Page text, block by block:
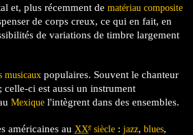
et, plus récemment de matériau composite
de corps creux, ce qui en fait, en
de variations de timbre largement
musicaux populaires. Souvent le chanteur
ci est aussi un instrument
Mexique l'intègrent dans des ensembles.
américaines au XXe siècle : jazz, blues,